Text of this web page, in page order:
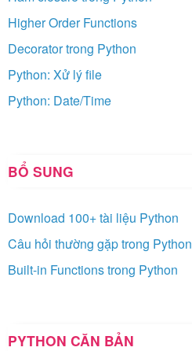
Higher Order Functions
Decorator trong Python
Python: Xử lý file
Python: Date/Time
BỔ SUNG
Download 100+ tài liệu Python
Câu hỏi thường gặp trong Python
Built-in Functions trong Python
PYTHON CĂN BẢN